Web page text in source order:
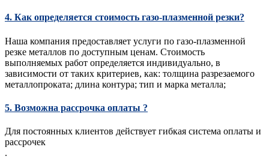
4. Как определяется стоимость газо-плазменной резки?
Наша компания предоставляет услуги по газо-плазменной
резке металлов по доступным ценам. Стоимость
выполняемых работ определяется индивидуально, в
зависимости от таких критериев, как: толщина разрезаемого
металлопроката; длина контура; тип и марка металла;
5. Возможна рассрочка оплаты ?
Для постоянных клиентов действует гибкая система оплаты и
рассрочек
.